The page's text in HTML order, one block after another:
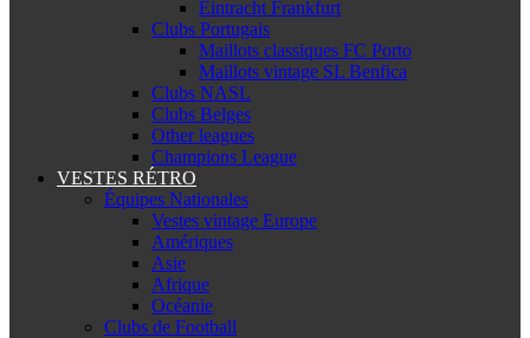
Eintracht Frankfurt
Clubs Portugais
Maillots classiques FC Porto
Maillots vintage SL Benfica
Clubs NASL
Clubs Belges
Other leagues
Champions League
VESTES RÉTRO
Équipes Nationales
Vestes vintage Europe
Amériques
Asie
Afrique
Océanie
Clubs de Football